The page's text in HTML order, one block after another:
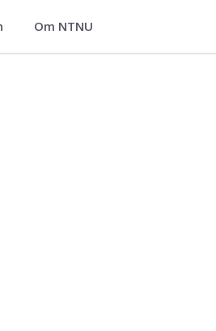
Om NTNU